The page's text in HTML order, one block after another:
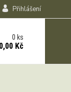
Přihlášení
0ks
0,00 Kč